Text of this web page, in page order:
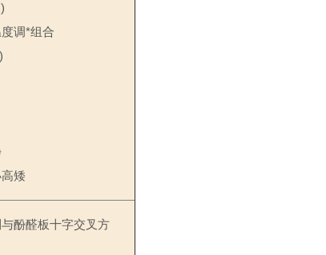
度调*组合
)
矮
与酚醛板十字交叉方